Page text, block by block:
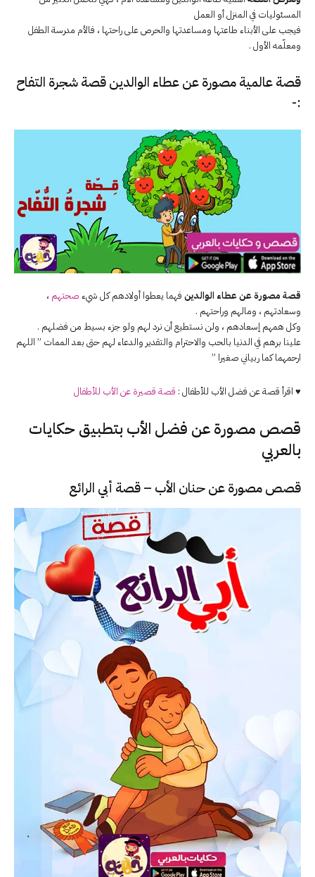
المسئوليات في المنزل أو العمل
فيجب على الأبناء طاعتها ومساعدتها والحرص على راحتها ، فالأم مدرسة الطفل
ومعلّمه الأول .
قصة عالمية مصورة عن عطاء الوالدين قصة شجرة التفاح
:-
قصة مصورة عن عطاء الوالدين فهما يعطوا أولادهم كل شيء صحتهم ،
وسعادتهم ، ومالهم وراحتهم .
وكل همهم إسعادهم ، ولن نستطيع أن نرد لهم ولو جزء بسيط من فضلهم .
علينا برهم في الدنيا بالحب والاحترام والتقدير والدعاء لهم حتى بعد الممات ” اللهم
ارحمهما كما ربياني صغيرا ”
♥ اقرأ قصة عن فضل الأب للأطفال : قصة قصيرة عن الأب للأطفال
قصص مصورة عن فضل الأب بتطبيق حكايات
بالعربي
قصص مصورة عن حنان الأب – قصة أبي الرائع